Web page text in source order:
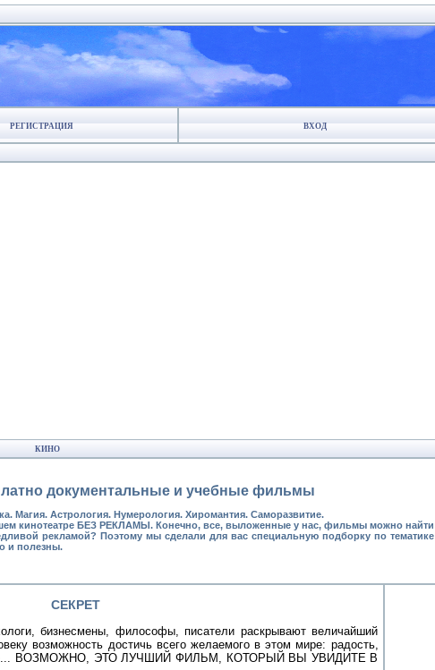
РЕГИСТРАЦИЯ ВХОД
КИНО
документальные и учебные фильмы
Магия. Астрология. Нумерология. Хиромантия. Саморазвитие.
кинотеатре БЕЗ РЕКЛАМЫ. Конечно, все, выложенные у нас, фильмы можно найти
рекламой? Поэтому мы сделали для вас специальную подборку по тематике
и полезны.
СЕКРЕТ
бизнесмены, философы, писатели раскрывают величайший
возможность достичь всего желаемого в этом мире: радость,
ВОЗМОЖНО, ЭТО ЛУЧШИЙ ФИЛЬМ, КОТОРЫЙ ВЫ УВИДИТЕ В